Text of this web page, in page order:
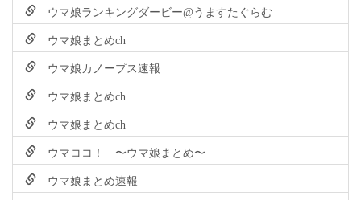
ウマ娘ランキングダービー@うますたぐらむ
ウマ娘まとめch
ウマ娘カノープス速報
ウマ娘まとめch
ウマ娘まとめch
ウマココ！ 〜ウマ娘まとめ〜
ウマ娘まとめ速報